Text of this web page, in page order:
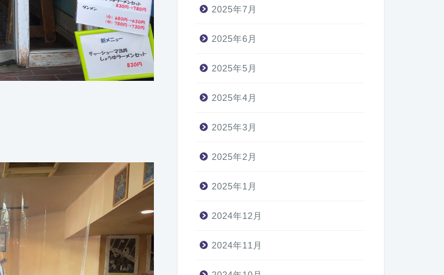
2025年7月
2025年6月
2025年5月
2025年4月
2025年3月
2025年2月
2025年1月
2024年12月
2024年11月